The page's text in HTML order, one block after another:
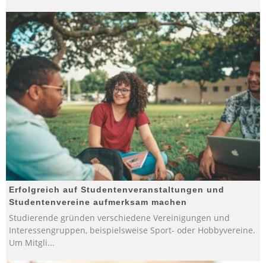
Erfolgreich auf Studentenveranstaltungen und
Studentenvereine aufmerksam machen
Studierende gründen verschiedene Vereinigungen und
Interessengruppen, beispielsweise Sport- oder Hobbyvereine.
Um Mitgli...